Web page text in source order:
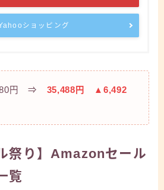
ショッピング
円 ⇒ 35,488円 ▲6,492
祭り】Amazonセール
覧